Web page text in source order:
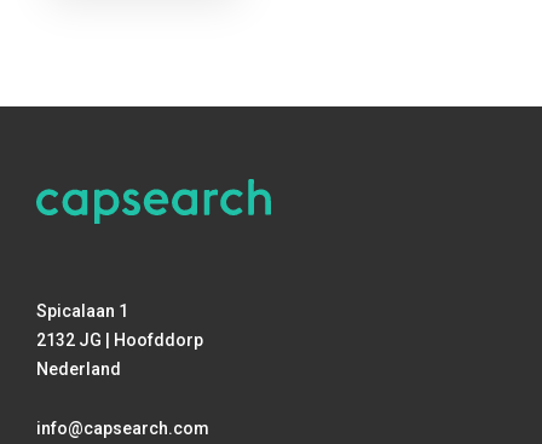
Spicalaan 1
2132 JG | Hoofddorp
Nederland
info@capsearch.com